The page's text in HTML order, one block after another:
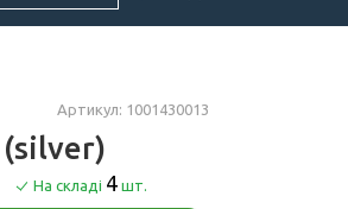
Артикул: 1001430013
(silver)
На складі 4шт.